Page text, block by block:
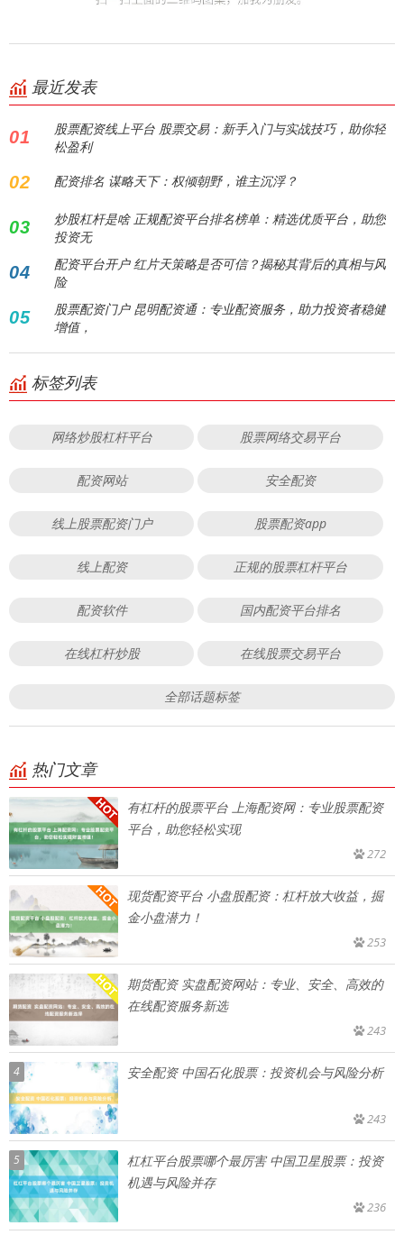
最近发表
01
股票配资线上平台 股票交易：新手入门与实战技巧，助你轻
松盈利
02 配资排名 谋略天下：权倾朝野，谁主沉浮？
03
炒股杠杆是啥 正规配资平台排名榜单：精选优质平台，助您
投资无
04
配资平台开户 红片天策略是否可信？揭秘其背后的真相与风
险
05
股票配资门户 昆明配资通：专业配资服务，助力投资者稳健
增值，
标签列表
网络炒股杠杆平台 股票网络交易平台
配资网站 安全配资
线上股票配资门户 股票配资app
线上配资 正规的股票杠杆平台
配资软件 国内配资平台排名
在线杠杆炒股 在线股票交易平台
全部话题标签
热门文章
有杠杆的股票平台 上海配资网：专业股票配资
平台，助您轻松实现
272
现货配资平台 小盘股配资：杠杆放大收益，掘
金小盘潜力！
253
期货配资 实盘配资网站：专业、安全、高效的
在线配资服务新选
243
4 安全配资 中国石化股票：投资机会与风险分析
243
5
杠杠平台股票哪个最厉害 中国卫星股票：投资
机遇与风险并存
236